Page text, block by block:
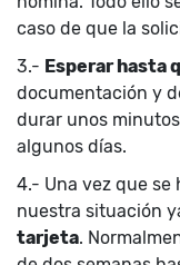
caso de que la
3.- Esperar hasta
documentación y
durar unos
algunos días.
4.- Una vez que
nuestra situación
tarjeta.